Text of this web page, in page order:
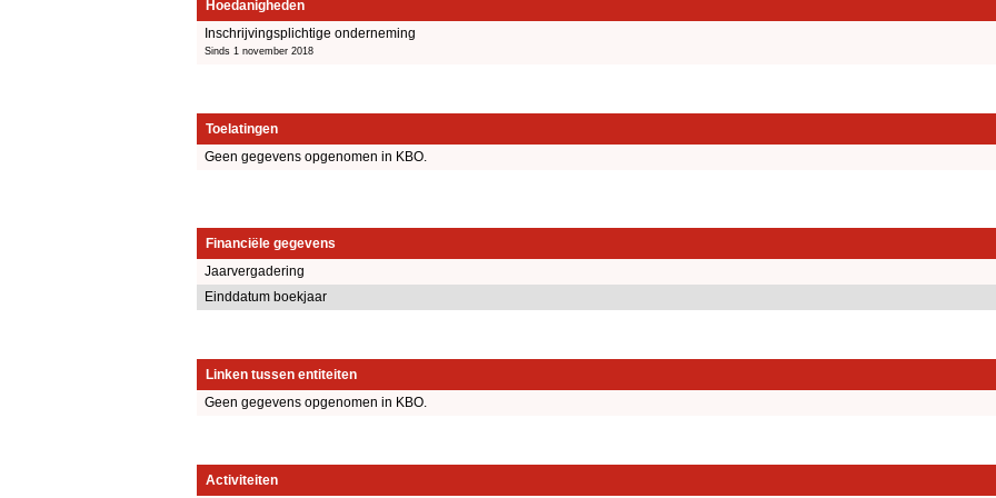
Hoedanigheden
Inschrijvingsplichtige onderneming
Sinds 1 november 2018
Toelatingen
Geen gegevens opgenomen in KBO.
Financiële gegevens
Jaarvergadering
Einddatum boekjaar
Linken tussen entiteiten
Geen gegevens opgenomen in KBO.
Activiteiten